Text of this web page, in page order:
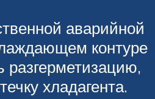
аварийной
контуре
разгерметизацию,
хладагента.